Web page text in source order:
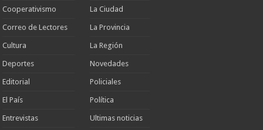
Cooperativismo
Correo de Lectores
Cultura
Deportes
Editorial
El País
Entrevistas
La Ciudad
La Provincia
La Región
Novedades
Policiales
Política
Ultimas noticias